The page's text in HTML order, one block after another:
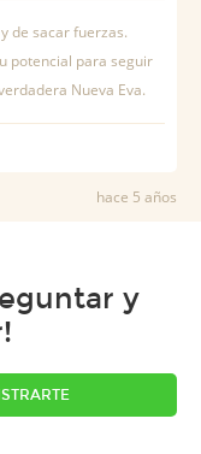
de sacar fuerzas.
potencial para seguir
Nueva Eva.
hace 5 años
y